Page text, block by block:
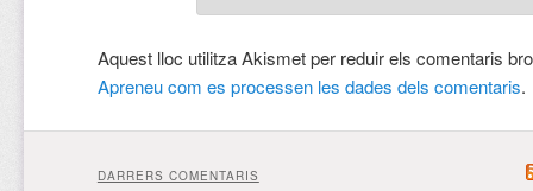
Aquest lloc utilitza Akismet per reduir els comentaris
Apreneu com es processen les dades dels comentaris.
DARRERS COMENTARIS